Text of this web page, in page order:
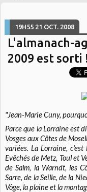
19H55 21 OCT. 2008
L'almanach-
2009 est sorti
"Jean-Marie Cuny,
Parce que la Lorraine est
Vosges aux Côtes de
variées. La Lorraine,
Evêchés de Metz, Toul et
de Salm, la Warndt, les
Sarre, de la Seille, de la
Vôge, la plaine et la